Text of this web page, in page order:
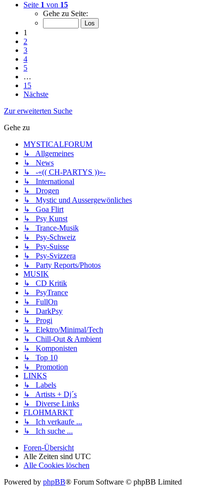
Seite 1 von 15
Gehe zu Seite:
1
2
3
4
5
…
15
Nächste
Zur erweiterten Suche
Gehe zu
MYSTICALFORUM
↳ Allgemeines
↳ News
↳ -«(( CH-PARTYS ))»-
↳ International
↳ Drogen
↳ Mystic und Aussergewönliches
↳ Goa Flirt
↳ Psy Kunst
↳ Trance-Musik
↳ Psy-Schweiz
↳ Psy-Suisse
↳ Psy-Svizzera
↳ Party Reports/Photos
MUSIK
↳ CD Kritik
↳ PsyTrance
↳ FullOn
↳ DarkPsy
↳ Progi
↳ Elektro/Minimal/Tech
↳ Chill-Out & Ambient
↳ Komponisten
↳ Top 10
↳ Promotion
LINKS
↳ Labels
↳ Artists + Dj´s
↳ Diverse Links
FLOHMARKT
↳ Ich verkaufe ...
↳ Ich suche ...
Foren-Übersicht
Alle Zeiten sind UTC
Alle Cookies löschen
Powered by phpBB® Forum Software © phpBB Limited